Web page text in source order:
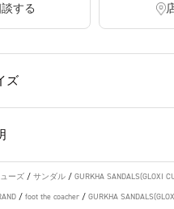
する
ズ
ーズ / サンダル / GURKHA SANDALS(GLOXI
/ foot the coacher / GURKHA